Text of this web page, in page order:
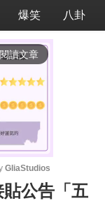
爆笑 八卦
閱讀文章
M
GliaStudios
公告「五